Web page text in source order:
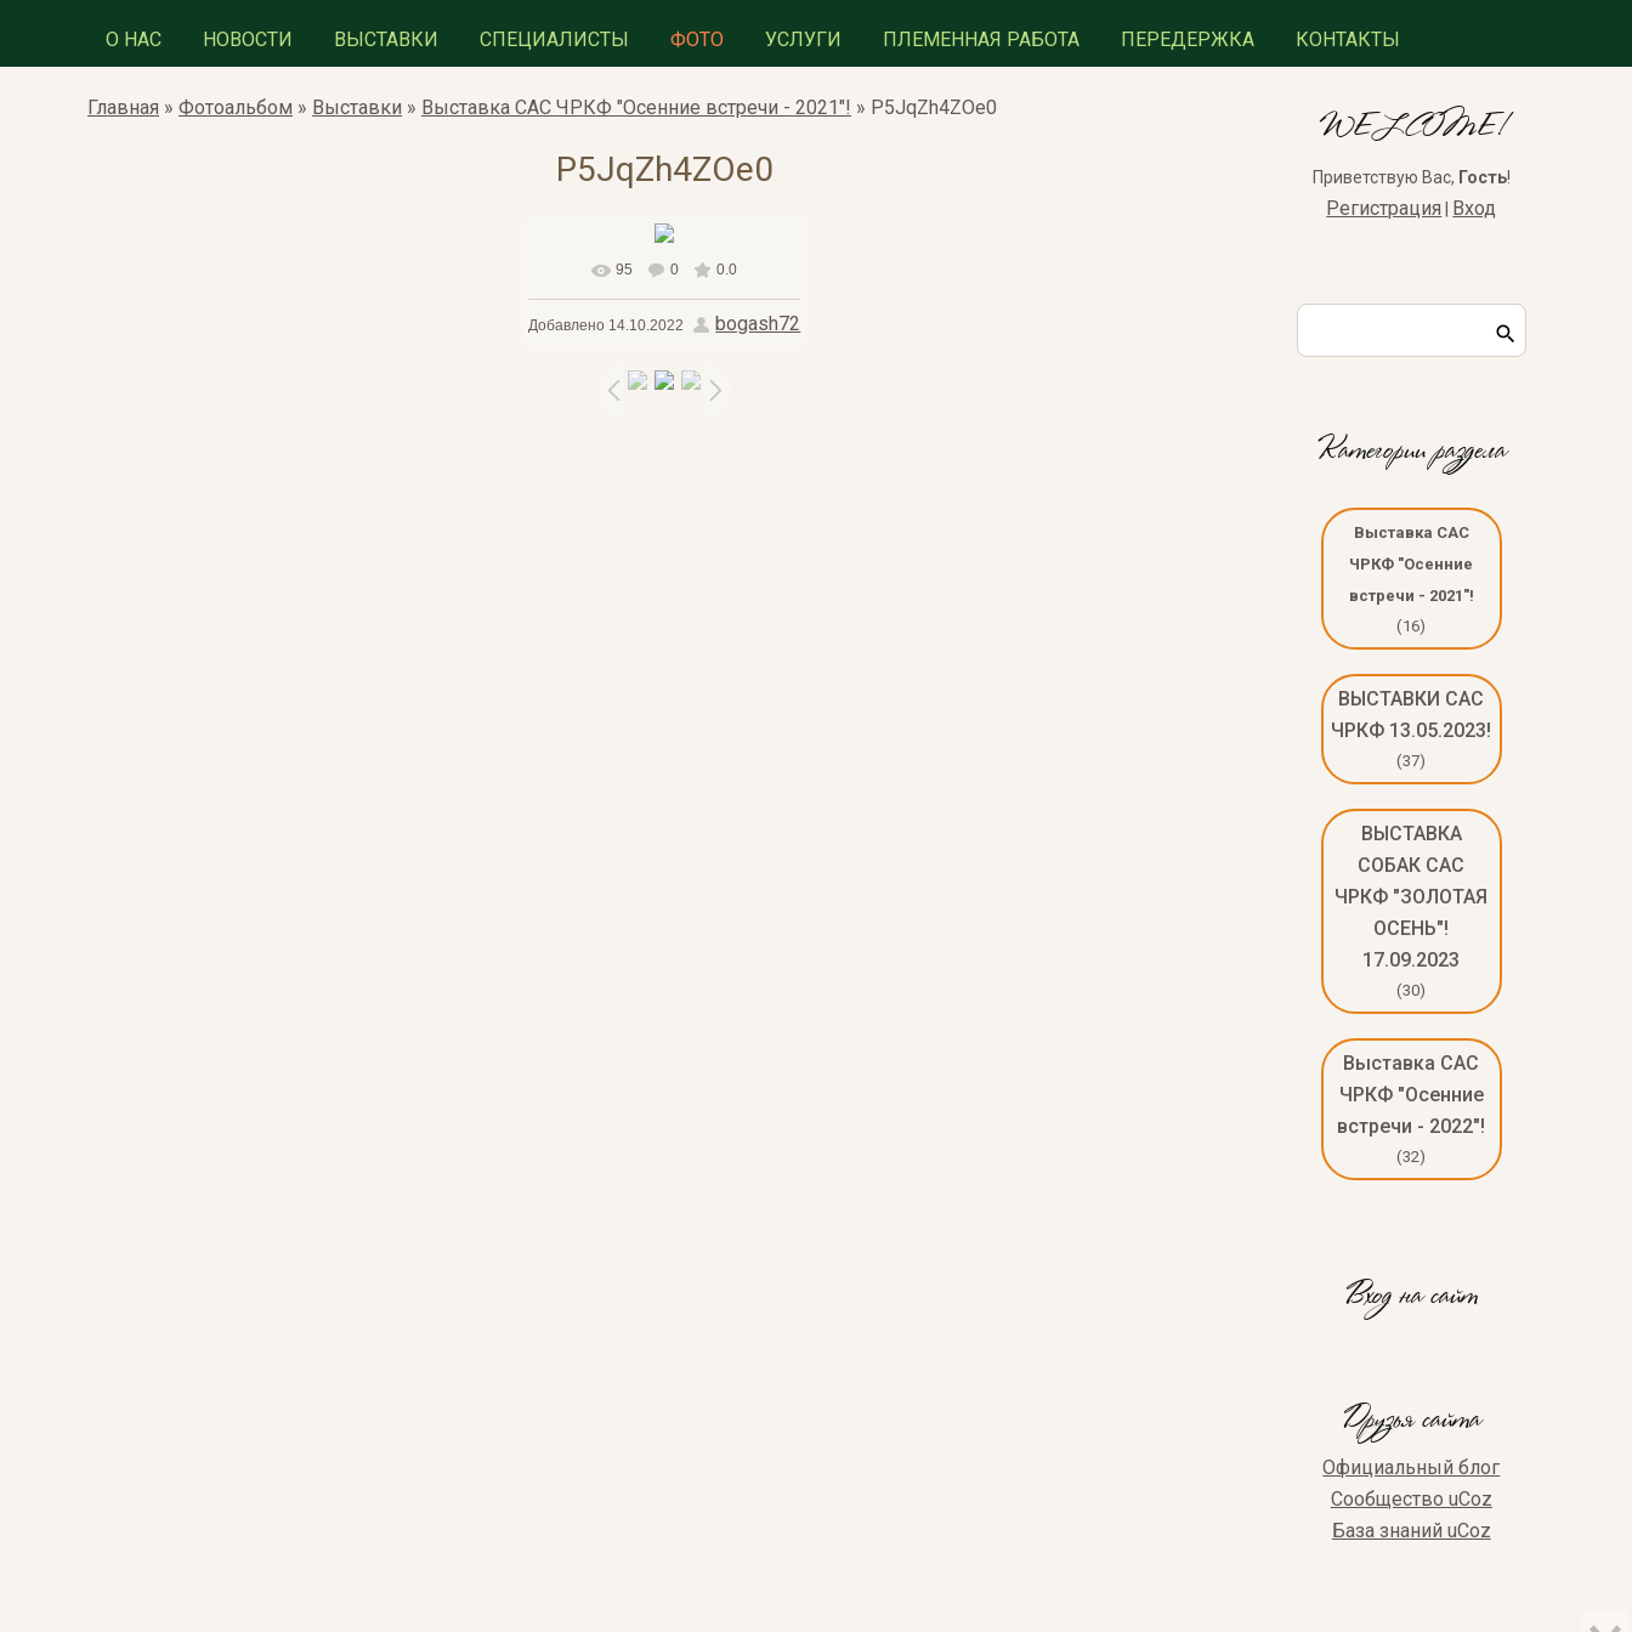
О НАС НОВОСТИ ВЫСТАВКИ СПЕЦИАЛИСТЫ ФОТО УСЛУГИ ПЛЕМЕННАЯ РАБОТА ПЕРЕДЕРЖКА КОНТАКТЫ
Главная » Фотоальбом » Выставки » Выставка САС ЧРКФ "Осенние встречи - 2021"! » P5JqZh4ZOe0
P5JqZh4ZOe0
В реальном размере 729x741
175.2Kb
95 0 0.0
Добавлено 14.10.2022 bogash72
WELCOME!
Приветствую Вас, Гость!
Регистрация Вход
Категории раздела
Выставка САС
ЧРКФ "Осенние
встречи - 2021"!
(16)
ВЫСТАВКИ САС
ЧРКФ 13.05.2023!
(37)
ВЫСТАВКА
СОБАК САС
ЧРКФ "ЗОЛОТАЯ
ОСЕНЬ"!
17.09.2023
(30)
Выставка САС
ЧРКФ "Осенние
встречи - 2022"!
(32)
Вход на сайт
Друзья сайта
Официальный блог
Сообщество uCoz
База знаний uCoz